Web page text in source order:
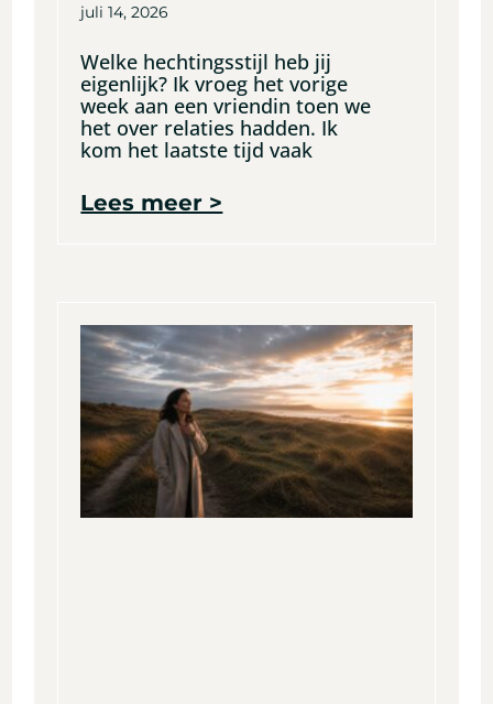
juli 14, 2026
Welke hechtingsstijl heb jij
eigenlijk? Ik vroeg het vorige
week aan een vriendin toen we
het over relaties hadden. Ik
kom het laatste tijd vaak
Lees meer >